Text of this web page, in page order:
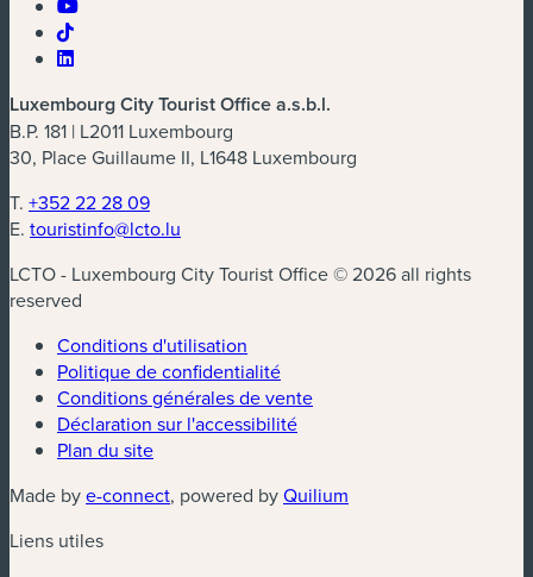
Luxembourg City Tourist Office a.s.b.l.
B.P. 181 | L2011 Luxembourg
30, Place Guillaume II, L1648 Luxembourg
T. +352 22 28 09
E. touristinfo@lcto.lu
LCTO - Luxembourg City Tourist Office © 2026 all rights
reserved
Conditions d'utilisation
Politique de confidentialité
Conditions générales de vente
Déclaration sur l'accessibilité
Plan du site
Made bye-connect(nouvelle fenêtre)
, powered byQuilium
Liens utiles